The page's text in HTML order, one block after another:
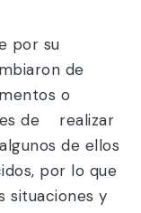
por su
de
o
de realizar
de ellos
por lo que
situaciones y